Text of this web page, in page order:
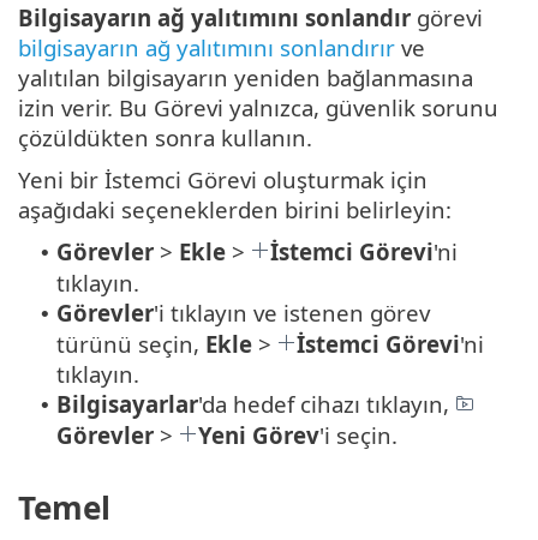
Bilgisayarın ağ yalıtımını sonlandır görevi
bilgisayarın ağ yalıtımını sonlandırır ve
yalıtılan bilgisayarın yeniden bağlanmasına
izin verir. Bu Görevi yalnızca, güvenlik sorunu
çözüldükten sonra kullanın.
Yeni bir İstemci Görevi oluşturmak için
aşağıdaki seçeneklerden birini belirleyin:
• Görevler > Ekle > İstemci Görevi'ni
tıklayın.
• Görevler'i tıklayın ve istenen görev
türünü seçin, Ekle > İstemci Görevi'ni
tıklayın.
• Bilgisayarlar'da hedef cihazı tıklayın,
Görevler > Yeni Görev'i seçin.
Temel